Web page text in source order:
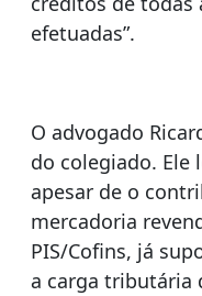
efetuadas”.
O advogado
do colegiado. Ele
apesar de o
mercadoria
PIS/Cofins, já
a carga tributária